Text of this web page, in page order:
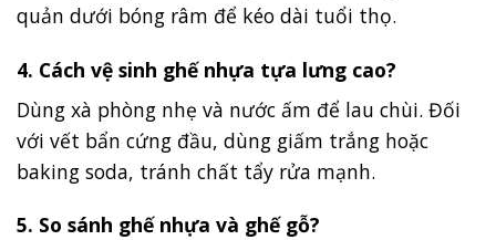
quản dưới bóng râm để kéo dài tuổi thọ.
4. Cách vệ sinh ghế nhựa tựa lưng cao?
Dùng xà phòng nhẹ và nước ấm để lau chùi. Đối
với vết bẩn cứng đầu, dùng giấm trắng hoặc
baking soda, tránh chất tẩy rửa mạnh.
5. So sánh ghế nhựa và ghế gỗ?